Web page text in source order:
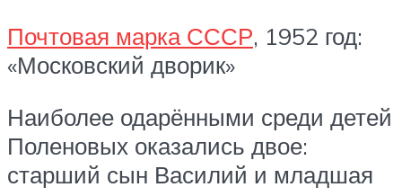
Почтовая марка СССР, 1952 год:
«Московский дворик»
Наиболее одарёнными среди детей
Поленовых оказались двое:
старший сын Василий и младшая